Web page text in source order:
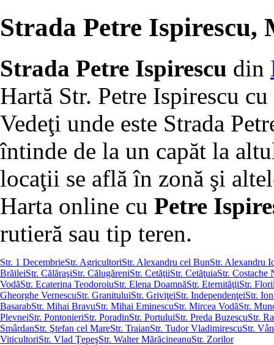
Strada Petre Ispirescu,
Strada Petre Ispirescu din
Hartă Str. Petre Ispirescu
Vedeţi unde este Strada
întinde de la un capăt la
locaţii se află în zonă şi
Harta online cu Petre
rutieră sau tip teren.
Str. 1 DecembrieStr. AgricultoriStr. Alexandru cel BunStr. Alexandru
BrăileiStr. CălăraşiStr. CălugăreniStr. CetăţiiStr. CetăţuiaStr. Costache
VodăStr. Ecaterina TeodoroiuStr. Elena DoamnăStr. EternităţiiStr.
Gheorghe VernescuStr. GranituluiStr. GriviţeiStr. IndependenţeiStr.
BasarabStr. Mihai BravuStr. Mihai EminescuStr. Mircea VodăStr.
PlevneiStr. PontonieriStr. PoradinStr. PortuluiStr. Preda BuzescuStr.
SmârdanStr. Ştefan cel MareStr. TraianStr. Tudor VladimirescuStr.
ViticultoriStr. Vlad ŢepeşStr. Walter MărăcineanuStr. Zorilor